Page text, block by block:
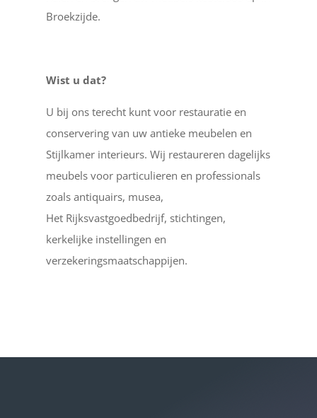
Broekzijde.
Wist u dat?
U bij ons terecht kunt voor restauratie en
conservering van uw antieke meubelen en
Stijlkamer interieurs. Wij restaureren dagelijks
meubels voor particulieren en professionals
zoals antiquairs, musea,
Het Rijksvastgoedbedrijf, stichtingen,
kerkelijke instellingen en
verzekeringsmaatschappijen.